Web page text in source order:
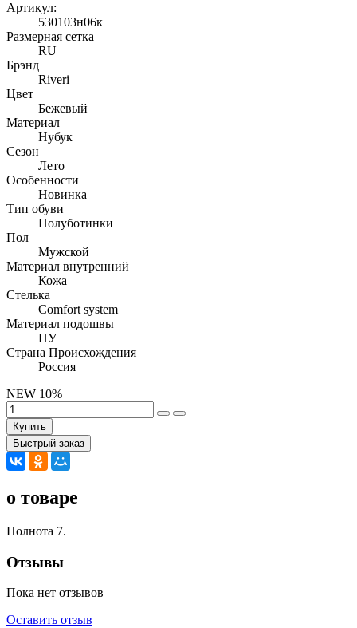
Артикул:
530103н06к
Размерная сетка
RU
Брэнд
Riveri
Цвет
Бежевый
Материал
Нубук
Сезон
Лето
Особенности
Новинка
Тип обуви
Полуботинки
Пол
Мужской
Материал внутренний
Кожа
Стелька
Comfort system
Материал подошвы
ПУ
Страна Происхождения
Россия
NEW 10%
Купить
Быстрый заказ
о товаре
Полнота 7.
Отзывы
Пока нет отзывов
Оставить отзыв